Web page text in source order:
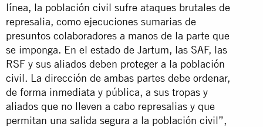
línea, la población civil sufre ataques brutales de
represalia, como ejecuciones sumarias de
presuntos colaboradores a manos de la parte que
se imponga. En el estado de Jartum, las SAF, las
RSF y sus aliados deben proteger a la población
civil. La dirección de ambas partes debe ordenar,
de forma inmediata y pública, a sus tropas y
aliados que no lleven a cabo represalias y que
permitan una salida segura a la población civil”,